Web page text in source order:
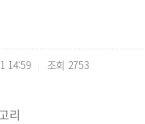
14:59 조회 2753
리